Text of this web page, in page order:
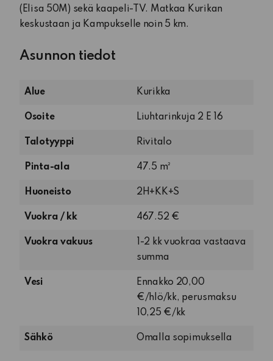
(Elisa 50M) sekä kaapeli-TV. Matkaa Kurikan
keskustaan ja Kampukselle noin 5 km.
Asunnon tiedot
Alue Kurikka
Osoite Liuhtarinkuja 2 E 16
Talotyyppi Rivitalo
Pinta-ala 47.5 m²
Huoneisto 2H+KK+S
2
keittokomero
ja
Vuokra / kk 467.52 €
Vuokra vakuus
1-2 kk vuokraa vastaava
summa
Vesi
Ennakko 20,00
€/hlö/kk, perusmaksu
10,25 €/kk
Sähkö Omalla sopimuksella